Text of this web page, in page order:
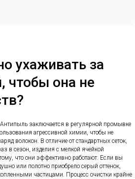
ухаживать за
чтобы она не
заключается в регулярной промывке
агрессивной химии, чтобы не
волокон. В отличие от стандартных сеток,
в сезон, изделия с мелкой ячейкой
что они эффективно работают. Если вы
или полотно приобрело серый оттенок,
частицами. Процесс очистки крайне